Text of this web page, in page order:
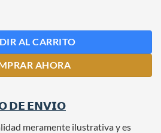
AL CARRITO
AHORA
𝗗𝗘 𝗘𝗡𝗩𝗜𝗢
meramente ilustrativa y es